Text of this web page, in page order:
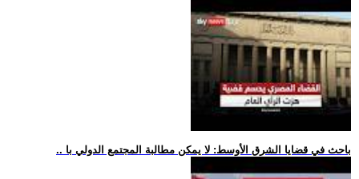
.. باحث في قضايا الشرق الأوسط: لا يمكن مطالبة المجتمع الدولي با